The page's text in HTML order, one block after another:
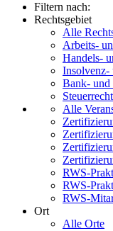
Filtern nach:
Rechtsgebiet
Alle
Arbeits-
Handels-
Insolvenz-
Bank- und
Steuerrecht
Alle
RWS-
RWS-
RWS-
Ort
Alle Orte